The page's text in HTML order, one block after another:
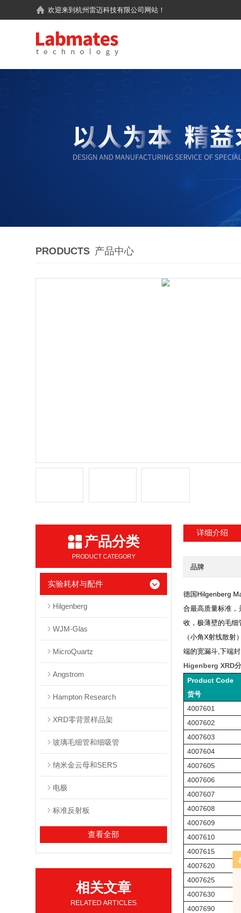
欢迎来到杭州雷迈科技有限公司 网站！
PRODUCTS 产品中心
产品分类
PRODUCT CATEGORY
实验耗材与配件
Hilgenberg
WJM-Glas
MicroQuartz
Angstrom
Hampton Research
XRD零背景样品架
玻璃毛细管和细吸管
纳米金云母和SERS
电极
标准反射板
查看全部
相关文章
RELATED ARTICLES
详细介绍
品牌
德国 Hilgenberg
合最高质量标准，
收，极薄壁的毛细
（小角X射线散射
端的宽漏斗 下端封
Higenberg XRD
Product Code
货号
4007601
4007602
4007603
4007604
4007605
4007606
4007607
4007608
4007609
4007610
4007615
4007620
4007625
4007630
4007690